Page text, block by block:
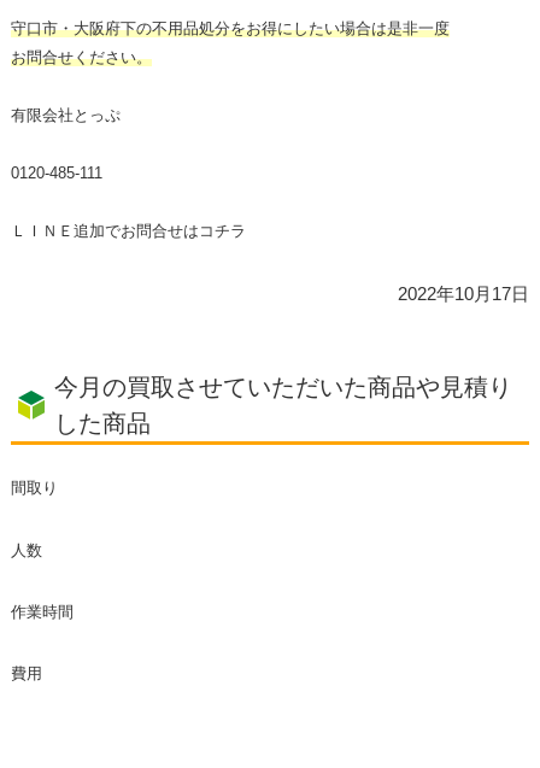
守口市・大阪府下の不用品処分をお得にしたい場合は是非一度
お問合せください。
有限会社とっぷ
0120-485-111
ＬＩＮＥ追加でお問合せは コチラ
2022年10月17日
今月の買取させていただいた商品や見積り
した商品
間取り
人数
作業時間
費用